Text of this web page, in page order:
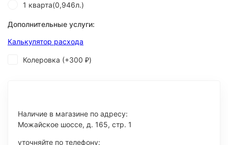
1 кварта(0,946л.)
Дополнительные услуги:
Калькулятор расхода
Колеровка (+300 ₽)
Наличие в магазине по адресу:
Можайское шоссе, д. 165, стр. 1
уточняйте по телефону: